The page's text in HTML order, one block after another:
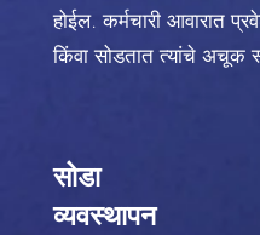
होईल. कर्मचारी आवारात
किंवा सोडतात त्यांचे अचूक
सोडा
व्यवस्थापन